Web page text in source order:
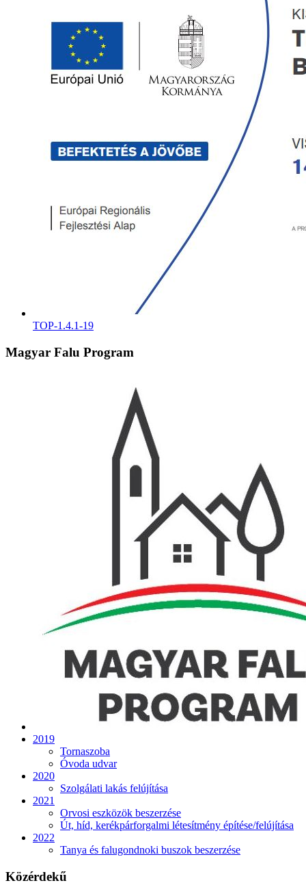
TOP-1.4.1-19
Magyar Falu Program
2019
Tornaszoba
Óvoda udvar
2020
Szolgálati lakás felújítása
2021
Orvosi eszközök beszerzése
Út, híd, kerékpárforgalmi létesítmény építése/felújítása
2022
Tanya és falugondnoki buszok beszerzése
Közérdekű